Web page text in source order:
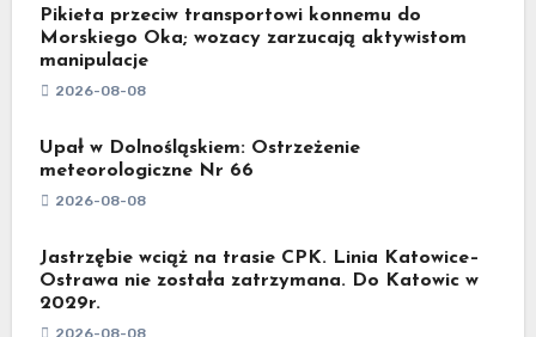
Pikieta przeciw transportowi konnemu do
Morskiego Oka; wozacy zarzucają aktywistom
manipulacje
2026-08-08
Upał w Dolnośląskiem: Ostrzeżenie
meteorologiczne Nr 66
2026-08-08
Jastrzębie wciąż na trasie CPK. Linia Katowice–
Ostrawa nie została zatrzymana. Do Katowic w
2029r.
2026-08-08